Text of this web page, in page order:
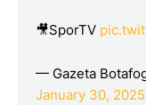
🎥SporTV
— Gazeta
January 30, 2025